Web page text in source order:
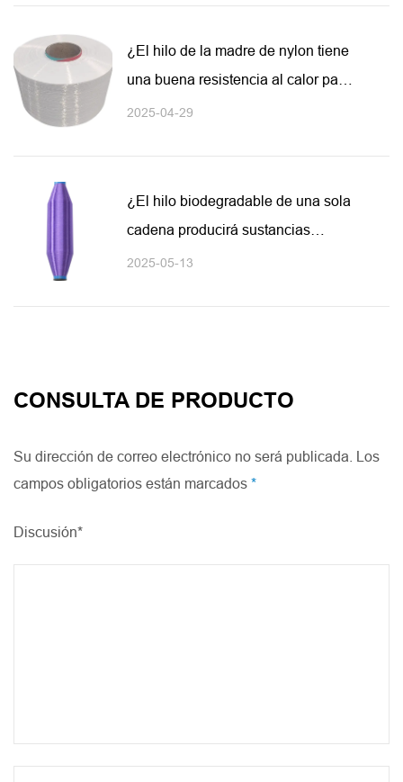
¿El hilo de la madre de nylon tiene
una buena resistencia al calor para
adaptarse a las líneas de
2025-04-29
¿El hilo biodegradable de una sola
cadena producirá sustancias
dañinas durante el proceso de
2025-05-13
CONSULTA DE PRODUCTO
Su dirección de correo electrónico no será publicada. Los
campos obligatorios están marcados *
Discusión*